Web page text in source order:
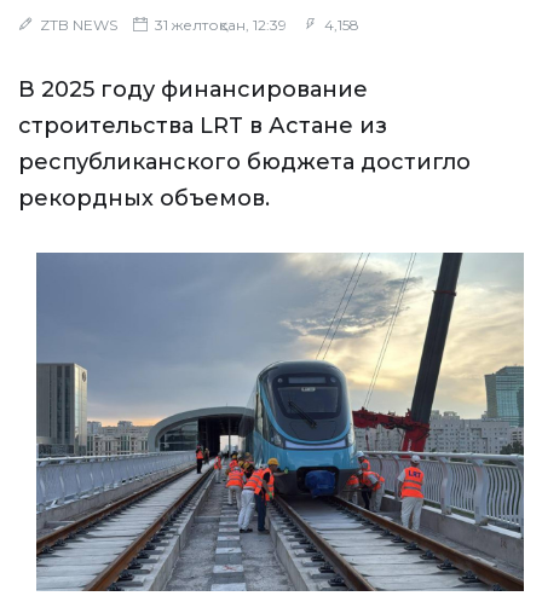
ZTB NEWS 31 желтоқсан, 12:39 4,158
В 2025 году финансирование
строительства LRT в Астане из
республиканского бюджета достигло
рекордных объемов.